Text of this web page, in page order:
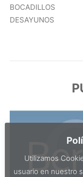
BOCADILLOS
DESAYUNOS
Utilizamos
usuario en nuestro